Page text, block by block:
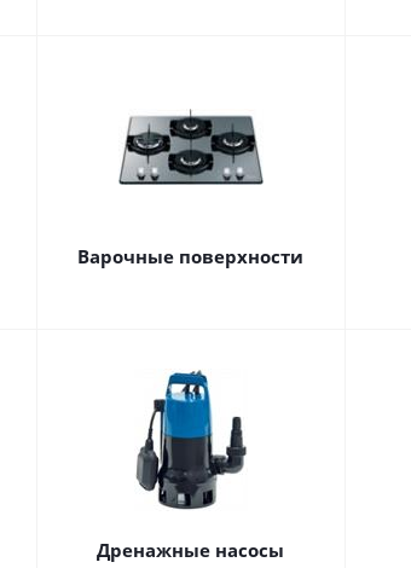
Варочные поверхности
Дренажные насосы